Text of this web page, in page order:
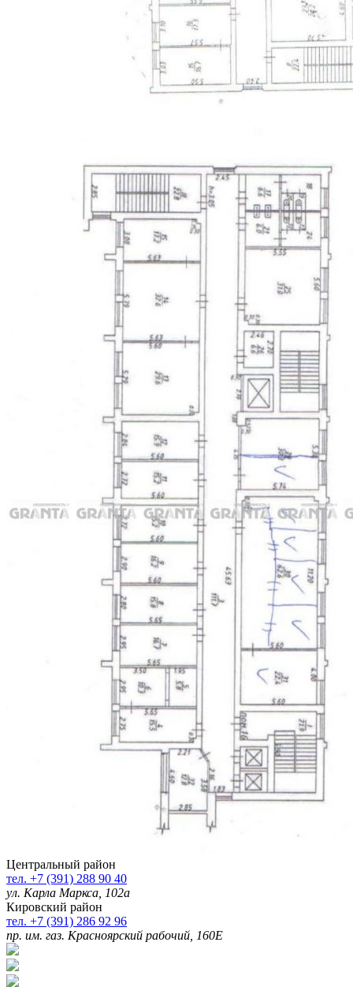
Центральный район
тел. +7 (391) 288 90 40
ул. Карла Маркса, 102а
Кировский район
тел. +7 (391) 286 92 96
пр. им. газ. Красноярский рабочий, 160Е